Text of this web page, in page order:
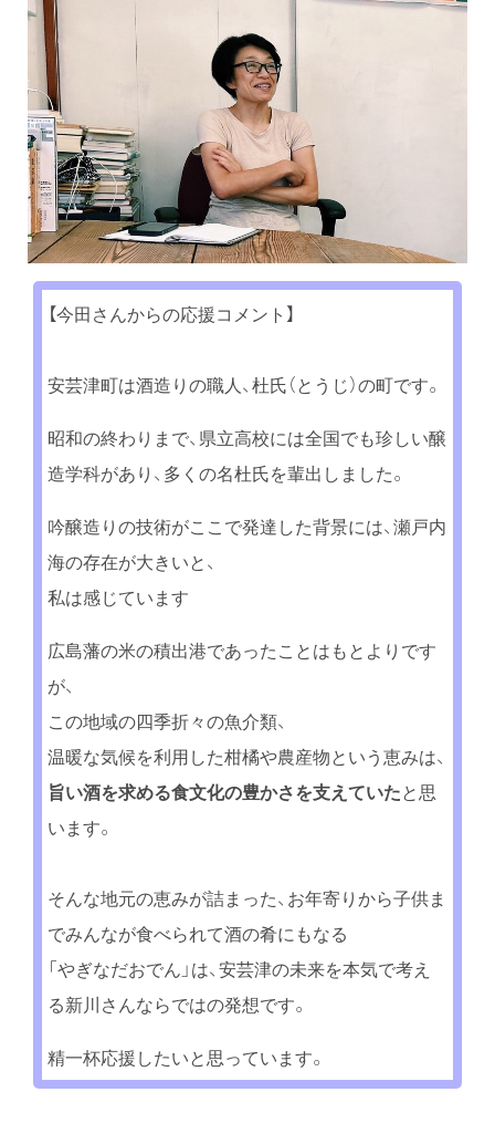
【今田さんからの応援コメント】
安芸津町は酒造りの職人、杜氏（とうじ）の町です。
昭和の終わりまで、県立高校には全国でも珍しい醸
造学科があり、多くの名杜氏を輩出しました。
吟醸造りの技術がここで発達した背景には、瀬戸内
海の存在が大きいと、
私は感じています
広島藩の米の積出港であったことはもとよりです
が、
この地域の四季折々の魚介類、
温暖な気候を利用した柑橘や農産物という恵みは、
旨い酒を求める食文化の豊かさを支えていたと思
います。
そんな地元の恵みが詰まった、お年寄りから子供ま
でみんなが食べられて酒の肴にもなる
「やぎなだおでん」は、安芸津の未来を本気で考え
る新川さんならではの発想です。
精一杯応援したいと思っています。